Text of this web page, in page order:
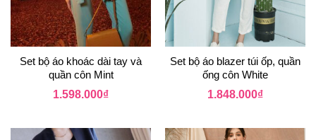
Set bộ áo khoác dài tay và
quần côn Mint
1.598.000₫
Set bộ áo blazer túi ốp, quần
ống côn White
1.848.000₫